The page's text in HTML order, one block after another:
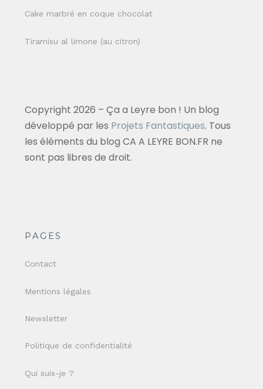
Cake marbré en coque chocolat
Tiramisu al limone (au citron)
Copyright 2026 – Ça a Leyre bon ! Un blog
développé par les Projets Fantastiques. Tous
les éléments du blog CA A LEYRE BON.FR ne
sont pas libres de droit.
PAGES
Contact
Mentions légales
Newsletter
Politique de confidentialité
Qui suis-je ?